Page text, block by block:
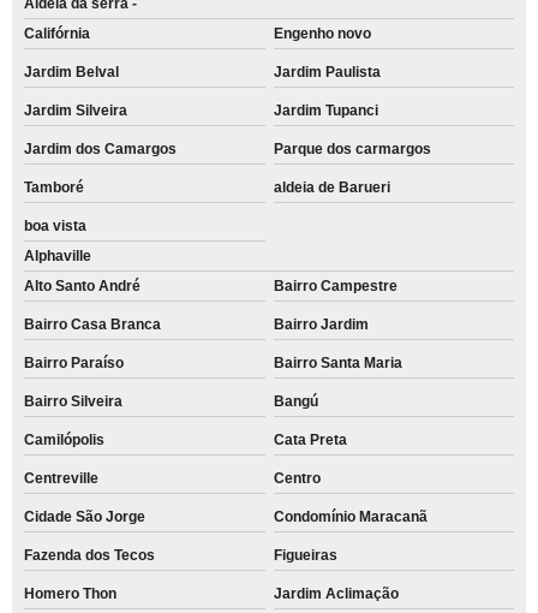
Aldeia da serra -
Califórnia
Engenho novo
Jardim Belval Jardim Paulista
Jardim Silveira Jardim Tupanci
Jardim dos Camargos Parque dos carmargos
Tamboré aldeia de Barueri
boa vista
Alphaville
Alto Santo André
Bairro Campestre
Bairro Casa Branca Bairro Jardim
Bairro Paraíso Bairro Santa Maria
Bairro Silveira Bangú
Camilópolis Cata Preta
Centreville Centro
Cidade São Jorge Condomínio Maracanã
Fazenda dos Tecos Figueiras
Homero Thon Jardim Aclimação